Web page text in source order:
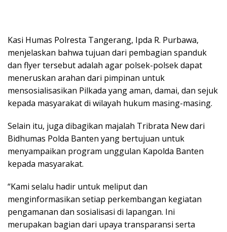
Kasi Humas Polresta Tangerang, Ipda R. Purbawa,
menjelaskan bahwa tujuan dari pembagian spanduk
dan flyer tersebut adalah agar polsek-polsek dapat
meneruskan arahan dari pimpinan untuk
mensosialisasikan Pilkada yang aman, damai, dan sejuk
kepada masyarakat di wilayah hukum masing-masing.
Selain itu, juga dibagikan majalah Tribrata New dari
Bidhumas Polda Banten yang bertujuan untuk
menyampaikan program unggulan Kapolda Banten
kepada masyarakat.
“Kami selalu hadir untuk meliput dan
menginformasikan setiap perkembangan kegiatan
pengamanan dan sosialisasi di lapangan. Ini
merupakan bagian dari upaya transparansi serta